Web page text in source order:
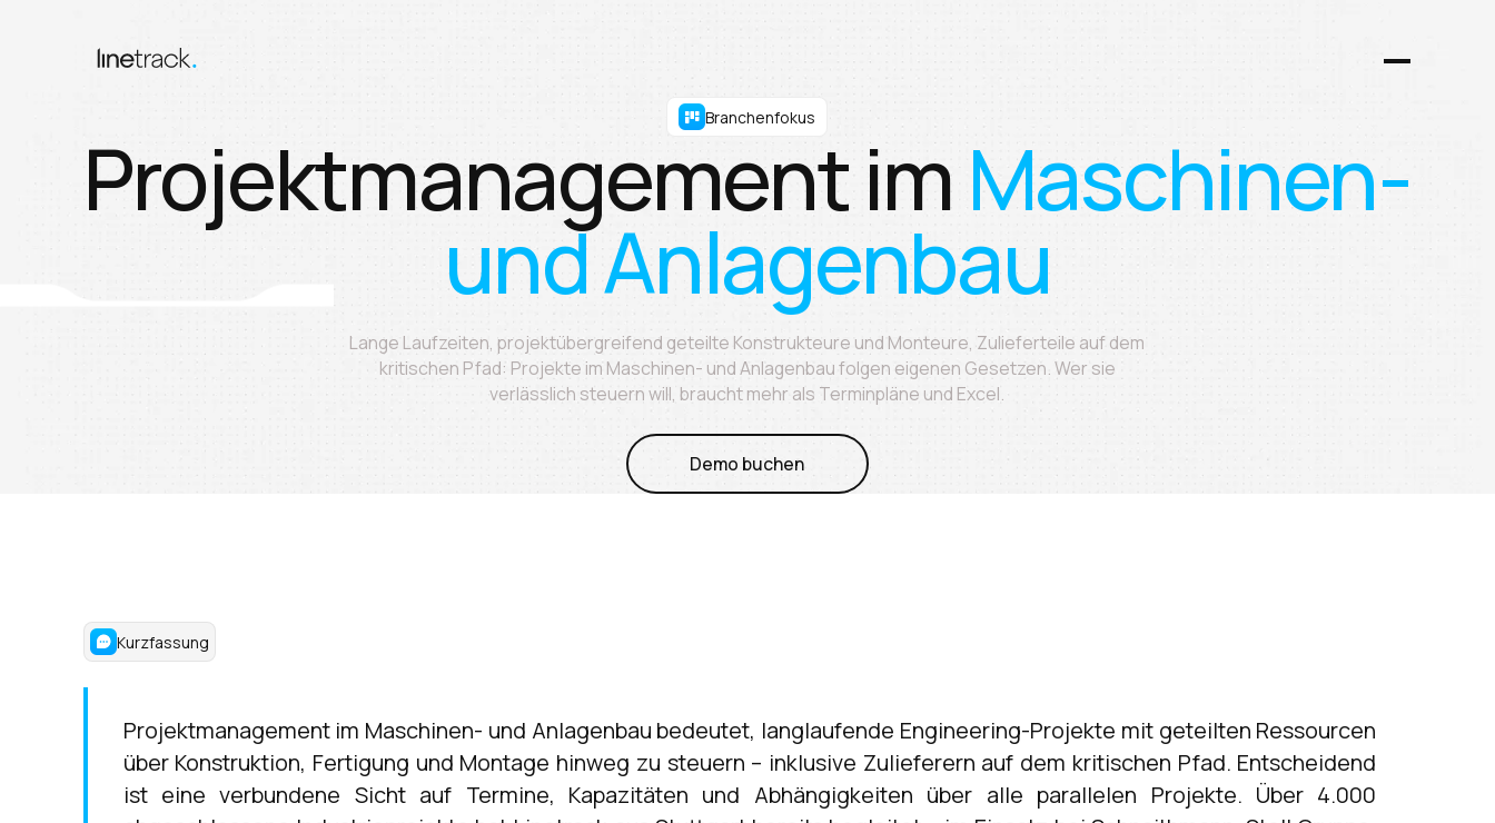
Projektmanagement im Maschinen- und Anlagenbau
Branchenfokus
Projektmanagement imMaschinen-
und Anlagenbau
Lange Laufzeiten, projektübergreifend geteilte Konstrukteure und Monteure, Zulieferteile auf dem
kritischen Pfad: Projekte im Maschinen- und Anlagenbau folgen eigenen Gesetzen. Wer sie
verlässlich steuern will, braucht mehr als Terminpläne und Excel.
Demo buchen
Demo buchen
Kurzfassung
Projektmanagement im Maschinen- und Anlagenbau bedeutet, langlaufende Engineering-Projekte mit geteilten Ressourcen
über Konstruktion, Fertigung und Montage hinweg zu steuern – inklusive Zulieferern auf dem kritischen Pfad. Entscheidend
ist eine verbundene Sicht auf Termine, Kapazitäten und Abhängigkeiten über alle parallelen Projekte. Über 4.000